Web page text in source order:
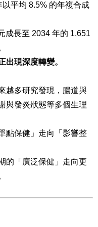
以平均 8.5% 的年複合成
成長至 2034 年的 1,651
出現深度轉變。
越多研究發現，腸道與
與發炎狀態等多個生理
點保健」走向「影響整
的「廣泛保健」走向更